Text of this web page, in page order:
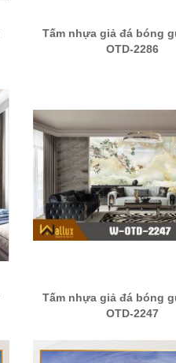
Tấm nhựa giả đá bóng
OTD-2286
Tấm nhựa giả đá bóng
OTD-2247